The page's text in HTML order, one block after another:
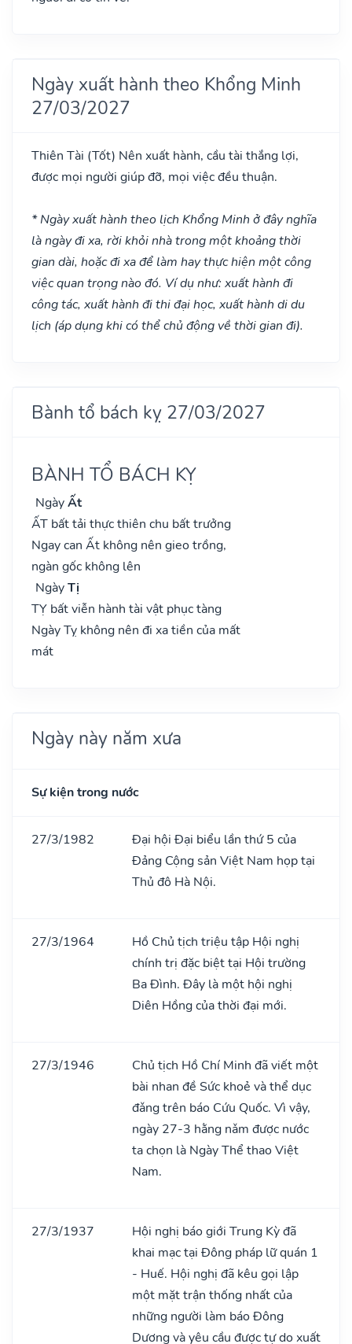
Ngày xuất hành theo Khổng Minh
27/03/2027
Thiên Tài (Tốt) Nên xuất hành, cầu tài thắng lợi,
được mọi người giúp đỡ, mọi việc đều thuận.
* Ngày xuất hành theo lịch Khổng Minh ở đây nghĩa
là ngày đi xa, rời khỏi nhà trong một khoảng thời
gian dài, hoặc đi xa để làm hay thực hiện một công
việc quan trọng nào đó. Ví dụ như: xuất hành đi
công tác, xuất hành đi thi đại học, xuất hành di du
lịch (áp dụng khi có thể chủ động về thời gian đi).
Bành tổ bách kỵ 27/03/2027
BÀNH TỔ BÁCH KỴ
NgàyẤt
ẤT bất tải thực thiên chu bất trưởng
Ngay can Ất không nên gieo trồng,
ngàn gốc không lên
NgàyTị
TỴ bất viễn hành tài vật phục tàng
Ngày Tỵ không nên đi xa tiền của mất
mát
Ngày này năm xưa
Sự kiện trong nước
27/3/1982
Đại hội Đại biểu lần thứ 5 của
Đảng Cộng sản Việt Nam họp tại
Thủ đô Hà Nội.
27/3/1964
Hồ Chủ tịch triệu tập Hội nghị
chính trị đặc biệt tại Hội trường
Ba Đình. Đây là một hội nghị
Diên Hồng của thời đại mới.
27/3/1946
Chủ tịch Hồ Chí Minh đã viết một
bài nhan đề Sức khoẻ và thể dục
đǎng trên báo Cứu Quốc. Vì vậy,
ngày 27-3 hằng nǎm được nước
ta chọn là Ngày Thể thao Việt
Nam.
27/3/1937
Hội nghị báo giới Trung Kỳ đã
khai mạc tại Đông pháp lữ quán 1
- Huế. Hội nghị đã kêu gọi lập
một mặt trận thống nhất của
những người làm báo Đông
Dương và yêu cầu được tự do xuất